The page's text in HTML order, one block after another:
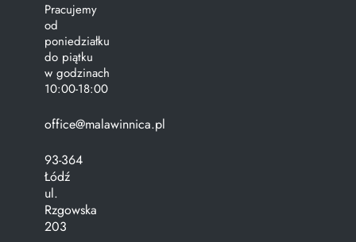
Pracujemy
od
poniedziałku
do piątku
w godzinach
10:00-18:00
office@malawinnica.pl
93-364
Łódź
ul.
Rzgowska
203